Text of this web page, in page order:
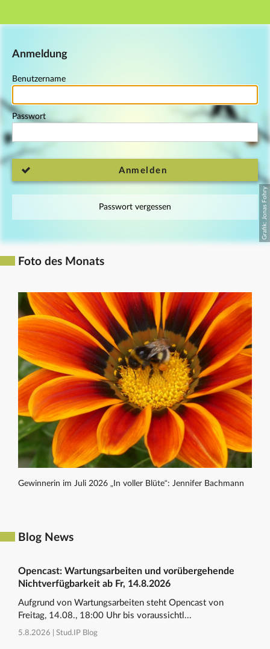
Hauptnavigation
Anmeldung
Benutzername
Passwort
Anmelden
Passwort vergessen
Foto des Monats
Gewinnerin im Juli 2026 „In voller Blüte“: Jennifer Bachmann
Blog News
Opencast: Wartungsarbeiten und vorübergehende
Nichtverfügbarkeit ab Fr, 14.8.2026
Aufgrund von Wartungsarbeiten steht Opencast von
Freitag, 14.08., 18:00 Uhr bis voraussichtl...
5.8.2026 | Stud.IP Blog